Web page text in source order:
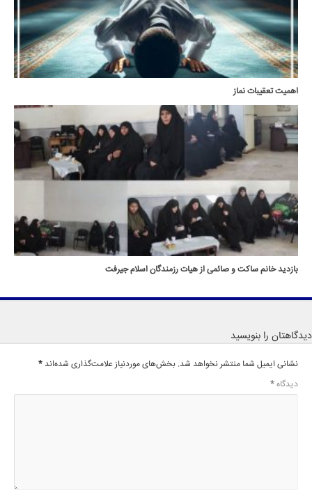
اهمیت تعقیبات نماز
بازدید خانم ساکت و صائمی از هیات رزمندگان اسلام جیرفت
دیدگاهتان را بنویسید
نشانی ایمیل شما منتشر نخواهد شد. بخش‌های موردنیاز علامت‌گذاری شده‌اند *
دیدگاه*